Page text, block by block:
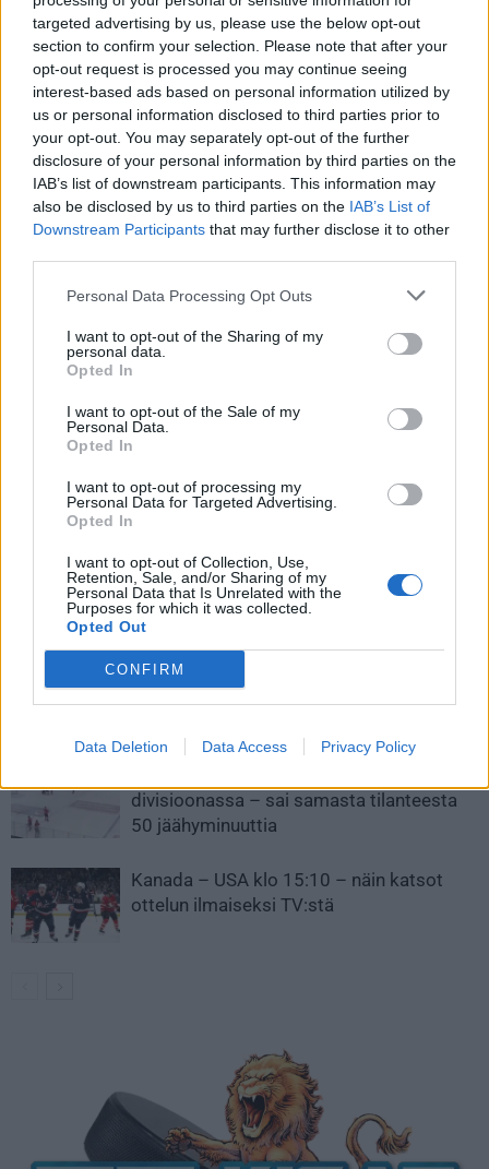
targeted advertising by us, please use the below opt-out
section to confirm your selection. Please note that after your
opt-out request is processed you may continue seeing
interest-based ads based on personal information utilized by
us or personal information disclosed to third parties prior to
your opt-out. You may separately opt-out of the further
disclosure of your personal information by third parties on the
IAB’s list of downstream participants. This information may
also be disclosed by us to third parties on the IAB’s List of
Downstream Participants that may further disclose it to other
Personal Data Processing Opt Outs
I want to opt-out of the Sharing of my
personal data.
Opted In
I want to opt-out of the Sale of my
Personal Data.
Opted In
I want to opt-out of processing my
Personal Data for Targeted Advertising.
Opted In
I want to opt-out of Collection, Use,
Retention, Sale, and/or Sharing of my
Personal Data that Is Unrelated with the
Purposes for which it was collected.
Opted Out
CONFIRM
Data Deletion Data Access Privacy Policy
TUOMITTIIN TANUKSELLE 2 MIN
HUITOMISESTA.
➡️ TILANNE ETENEE#LIIGA'N
KURINPITODELEGAATION KÄSITTELYYN
PIC.TWITTER.COM/TZFNE7Y9JV
— Liiga (@smliiga)March 23, 2024
”Tuomarin erikoinen”
ratkaisuroolissa – Hermes
Jesse Puljujärvi onnistui
maalinteossa – rouhi kiekon
LIITTYVÄT ARTIKKELIT LISÄÄ TEKIJÄLTÄ
Leijonat julkisti ketjut Sveitsi-peliin –
Aleksander Barkov tekee paluun
divisioonassa – sai samasta tilanteesta
50 jäähyminuuttia
Kanada – USA klo 15:10 – näin katsot
ottelun ilmaiseksi TV:stä